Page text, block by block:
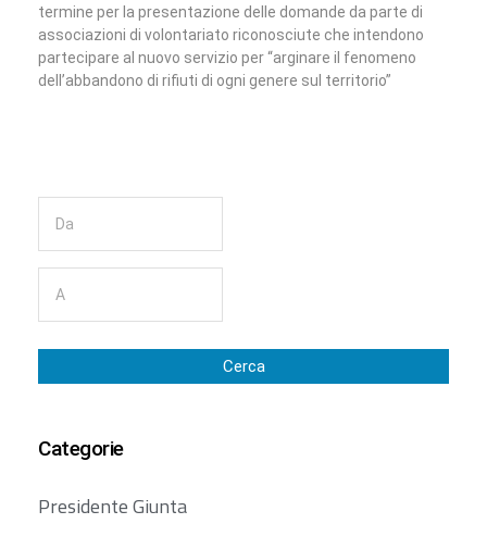
termine per la presentazione delle domande da parte di
associazioni di volontariato riconosciute che intendono
partecipare al nuovo servizio per “arginare il fenomeno
dell’abbandono di rifiuti di ogni genere sul territorio”
Cerca
Categorie
Presidente Giunta